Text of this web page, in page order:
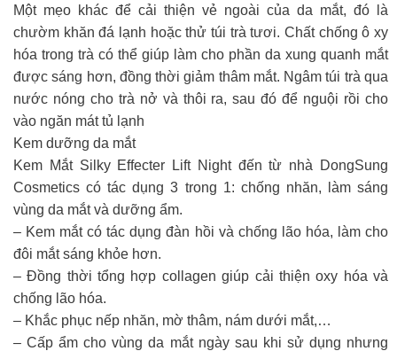
Một mẹo khác để cải thiện vẻ ngoài của da mắt, đó là
chườm khăn đá lạnh hoặc thử túi trà tươi. Chất chống ô xy
hóa trong trà có thể giúp làm cho phần da xung quanh mắt
được sáng hơn, đồng thời giảm thâm mắt. Ngâm túi trà qua
nước nóng cho trà nở và thôi ra, sau đó để nguội rồi cho
vào ngăn mát tủ lạnh
Kem dưỡng da mắt
Kem Mắt Silky Effecter Lift Night đến từ nhà DongSung
Cosmetics có tác dụng 3 trong 1: chống nhăn, làm sáng
vùng da mắt và dưỡng ẩm.
– Kem mắt có tác dụng đàn hồi và chống lão hóa, làm cho
đôi mắt sáng khỏe hơn.
– Đồng thời tổng hợp collagen giúp cải thiện oxy hóa và
chống lão hóa.
– Khắc phục nếp nhăn, mờ thâm, nám dưới mắt,…
– Cấp ẩm cho vùng da mắt ngày sau khi sử dụng nhưng